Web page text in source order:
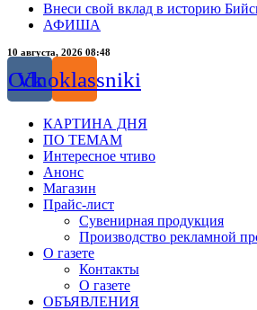
Внеси свой вклад в историю
АФИША
10 августа, 2026 08:48
Vk
Odnoklassniki
КАРТИНА ДНЯ
ПО ТЕМАМ
Интересное чтиво
Анонс
Магазин
Прайс-лист
Сувенирная продукция
Производство рекламной
О газете
Контакты
О газете
ОБЪЯВЛЕНИЯ